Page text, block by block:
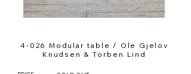
4-026 Modular table / Ole Gjelov
Knudsen & Torben Lind